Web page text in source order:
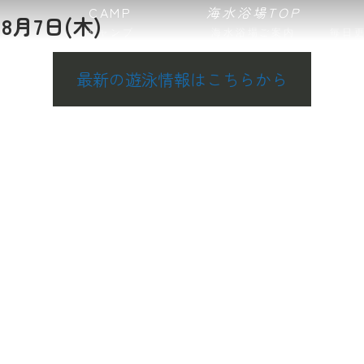
CAMP
キャンプ
海水浴場TOP
月7日(木)
最新の遊泳情報はこちらから